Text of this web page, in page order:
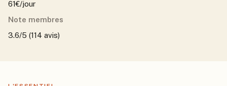
61€/jour
Note membres
3.6/5 (114 avis)